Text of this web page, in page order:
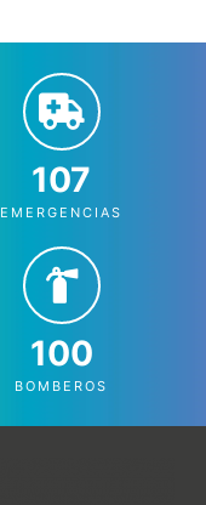
107
EMERGENCIAS
100
BOMBEROS